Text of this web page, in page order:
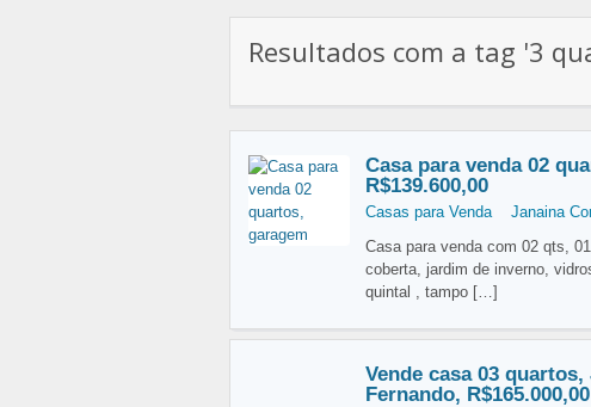
Resultados com a tag '3
Casa para venda 02
R$139.600,00
Casas para Venda Janaina
Casa para venda com 02 qts,
coberta, jardim de inverno,
quintal , tampo […]
Vende casa 03
Fernando, R$165.000,00